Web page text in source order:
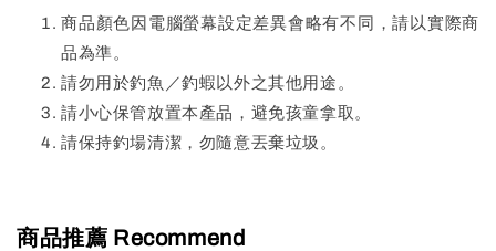
商品顏色因電腦螢幕設定差異會略有不同，請以實際商
品為準。
請勿用於釣魚／釣蝦以外之其他用途。
請小心保管放置本產品，避免孩童拿取。
請保持釣場清潔，勿隨意丟棄垃圾。
商品推薦 Recommend